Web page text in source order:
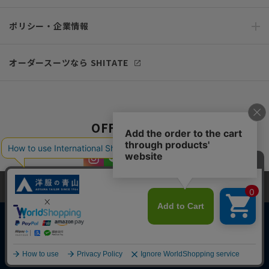
ポリシー・企業情報
オーダースーツなら SHITATE
OFFICIAL SNS
Copyright © AOYAMA TRADING Co.,Ltd. All Rights Reserved
当サイトでは、快適な閲覧体験とコンテンツ改善のためにCookieを使用
しています。閲覧を続けることで、Cookieの使用に同意したものとみな
します。詳細については
同意して閉じる